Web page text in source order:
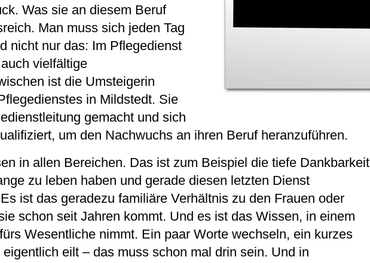
Was sie an diesem Beruf
Man muss sich jeden Tag
nicht nur das: Im Pflegedienst
vielfältige
ist die Umsteigerin
in Mildstedt. Sie
gemacht und sich
um den Nachwuchs an ihren Beruf heranzuführen.
in allen Bereichen. Das ist zum Beispiel die tiefe Dankbarkeit
zu leben haben und gerade diesen letzten Dienst
ist das geradezu familiäre Verhältnis zu den Frauen oder
schon seit Jahren kommt. Und es ist das Wissen, in einem
Wesentliche nimmt. Ein paar Worte wechseln, ein kurzes
eilt – das muss schon mal drin sein. Und in